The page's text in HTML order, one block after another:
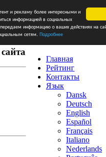
и рекламу более интересными и
информацией в социальных
информацию о ваших действиях на
сетям. Подробнее
Главная
Рейтинг
Контакты
Язык
Dansk
Deutsch
English
Español
Français
Italiano
Nederlands